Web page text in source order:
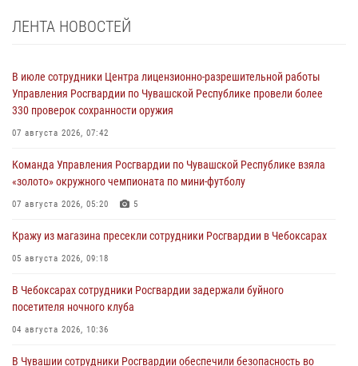
ЛЕНТА НОВОСТЕЙ
В июле сотрудники Центра лицензионно-разрешительной работы
Управления Росгвардии по Чувашской Республике провели более
330 проверок сохранности оружия
07 августа 2026, 07:42
Команда Управления Росгвардии по Чувашской Республике взяла
«золото» окружного чемпионата по мини-футболу
07 августа 2026, 05:20 5
Кражу из магазина пресекли сотрудники Росгвардии в Чебоксарах
05 августа 2026, 09:18
В Чебоксарах сотрудники Росгвардии задержали буйного
посетителя ночного клуба
04 августа 2026, 10:36
В Чувашии сотрудники Росгвардии обеспечили безопасность во